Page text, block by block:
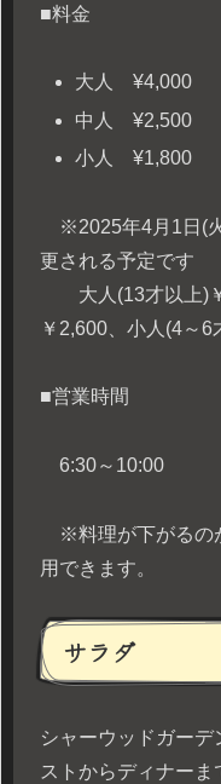
■料金
大人 ¥4,000
中人 ¥2,500 （
小人 ¥1,800
※2025年4月1日(
更される予定です
大人(13才以上)￥
￥2,600、小人(4～6
■営業時間
6:30～10:00
※料理が下がるの
用できます。
サラダ
シャーウッドガー
ストからディナーま